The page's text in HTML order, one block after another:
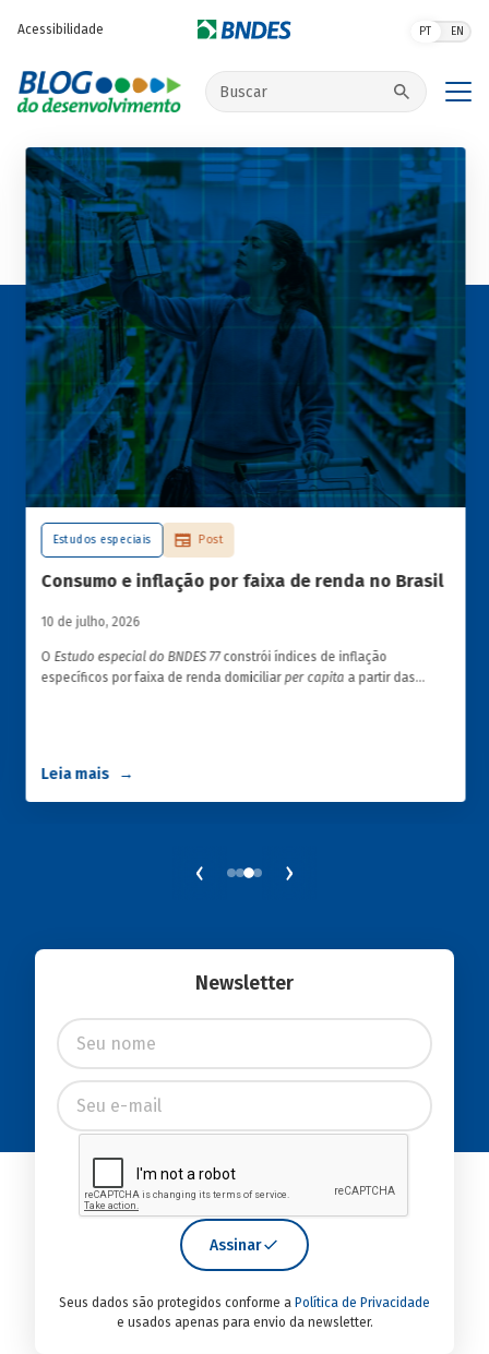
Acessibilidade PT EN
Buscar no site
Estudos especiais Post
Consumo e inflação por faixa de renda no Brasil
10 de julho, 2026
O Estudo especial do BNDES 77constrói índices de inflação
específicos por faixa de renda domiciliar per capita a partir das
Leia mais
‹ ›
Newsletter
Assinar
Seus dados são protegidos conforme a Política de Privacidade
e usados apenas para envio da newsletter.